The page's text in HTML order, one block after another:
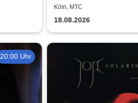
Tour 2026
Köln, MTC
18.08.2026
20:00 Uhr